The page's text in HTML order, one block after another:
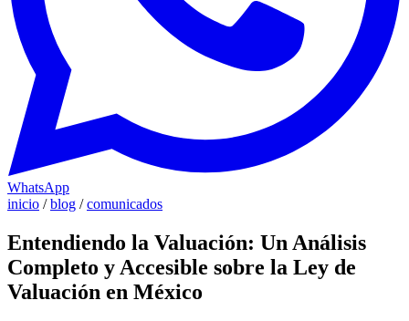
WhatsApp
inicio / blog / comunicados
Entendiendo la Valuación: Un Análisis
Completo y Accesible sobre la Ley de
Valuación en México